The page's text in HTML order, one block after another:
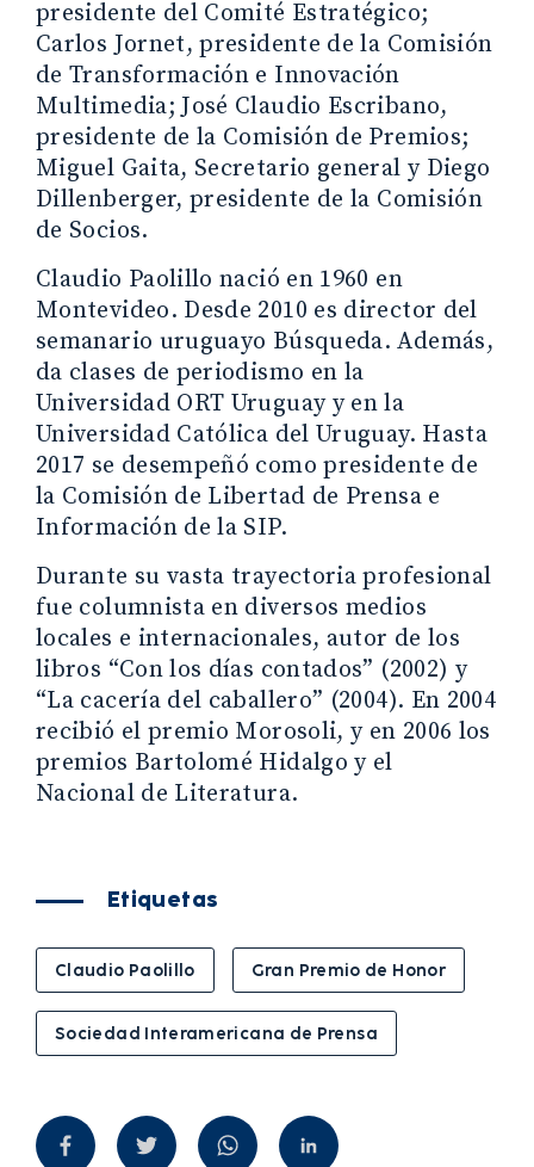
presidente del Comité Estratégico;
Carlos Jornet, presidente de la Comisión
de Transformación e Innovación
Multimedia; José Claudio Escribano,
presidente de la Comisión de Premios;
Miguel Gaita, Secretario general y Diego
Dillenberger, presidente de la Comisión
de Socios.
Claudio Paolillo nació en 1960 en
Montevideo. Desde 2010 es director del
semanario uruguayo Búsqueda. Además,
da clases de periodismo en la
Universidad ORT Uruguay y en la
Universidad Católica del Uruguay. Hasta
2017 se desempeñó como presidente de
la Comisión de Libertad de Prensa e
Información de la SIP.
Durante su vasta trayectoria profesional
fue columnista en diversos medios
locales e internacionales, autor de los
libros “Con los días contados” (2002) y
“La cacería del caballero” (2004). En 2004
recibió el premio Morosoli, y en 2006 los
premios Bartolomé Hidalgo y el
Nacional de Literatura.
Etiquetas
Claudio Paolillo Gran Premio de Honor
Sociedad Interamericana de Prensa